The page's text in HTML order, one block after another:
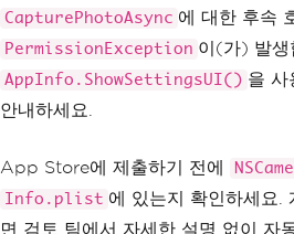
CapturePhotoAsync 에 대한 후속
PermissionException 이(가) 발생
AppInfo.ShowSettingsUI() 을 사
안내하세요.
App Store에 제출하기 전에
Info.plist 에 있는지 확인하세요.
면 검토 팀에서 자세한 설명 없이 자